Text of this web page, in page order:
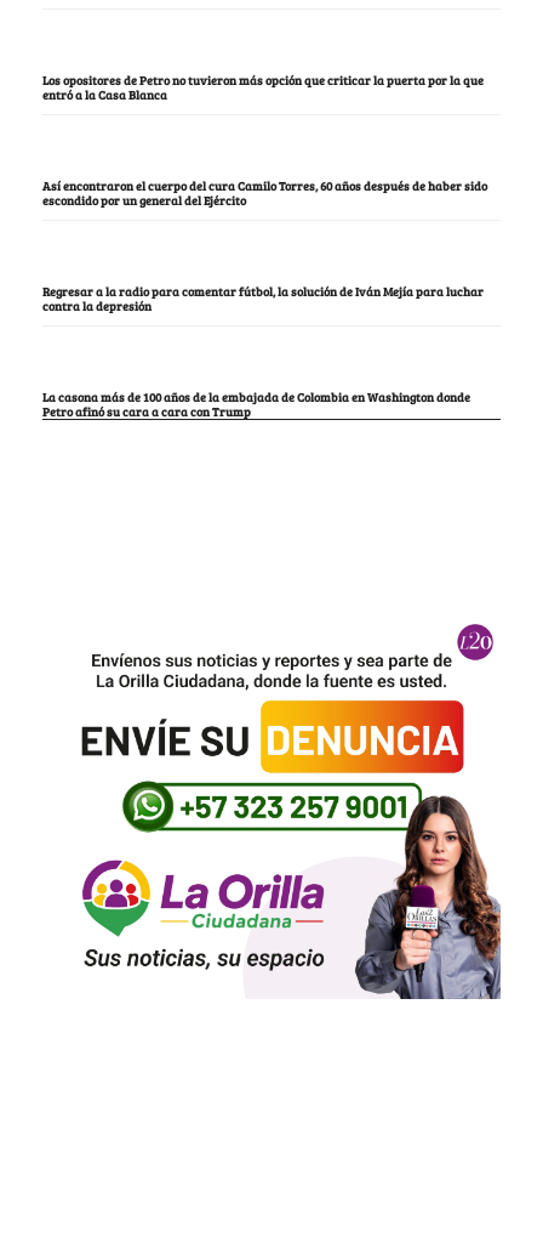
Los opositores de Petro no tuvieron más opción que criticar la puerta por la que
entró a la Casa Blanca
Así encontraron el cuerpo del cura Camilo Torres, 60 años después de haber sido
escondido por un general del Ejército
Regresar a la radio para comentar fútbol, la solución de Iván Mejía para luchar
contra la depresión
La casona más de 100 años de la embajada de Colombia en Washington donde
Petro afinó su cara a cara con Trump